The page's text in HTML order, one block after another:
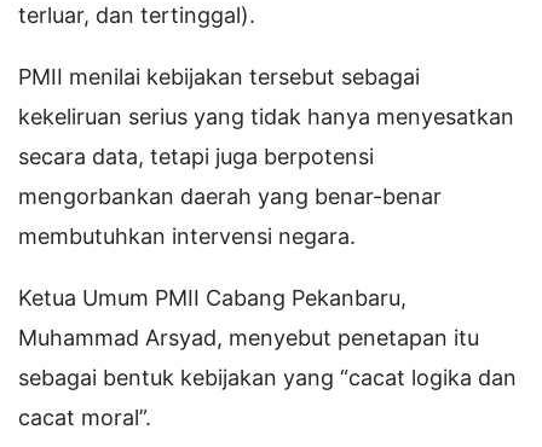
terluar, dan tertinggal).
PMII menilai kebijakan tersebut sebagai
kekeliruan serius yang tidak hanya menyesatkan
secara data, tetapi juga berpotensi
mengorbankan daerah yang benar-benar
membutuhkan intervensi negara.
Ketua Umum PMII Cabang Pekanbaru,
Muhammad Arsyad, menyebut penetapan itu
sebagai bentuk kebijakan yang “cacat logika dan
cacat moral”.